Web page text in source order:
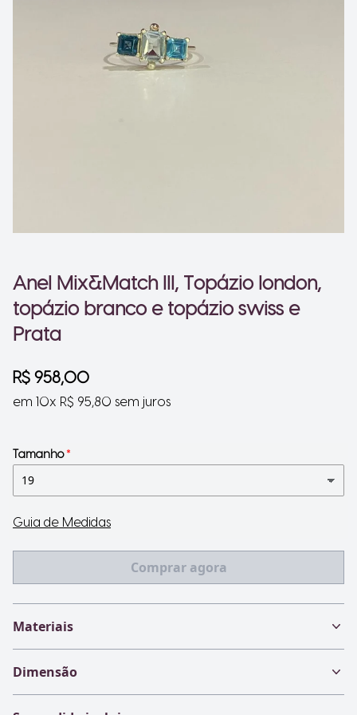
Anel Mix&Match III, Topázio london,
topázio branco e topázio swiss e
Prata
R$ 958,00
em 10x R$ 95,80 sem juros
Tamanho
Guia de Medidas
Comprar agora
Materiais
Dimensão